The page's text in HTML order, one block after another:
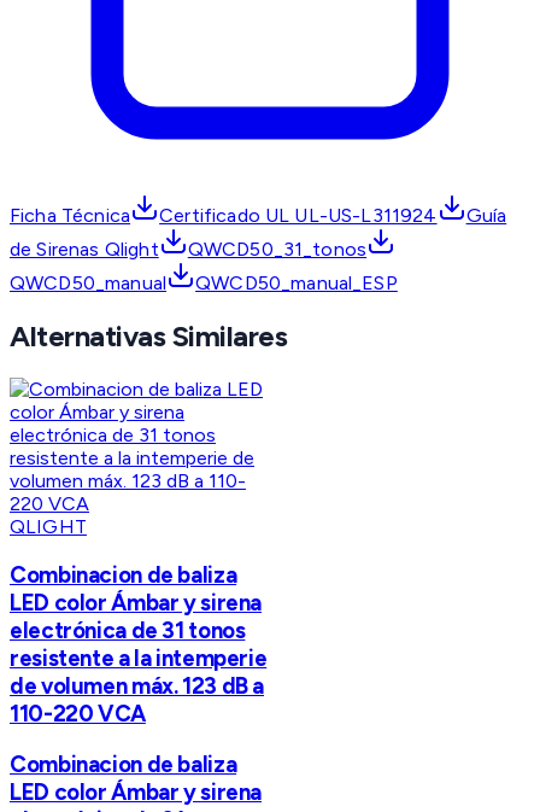
Ficha Técnica Certificado UL UL-US-L311924
Guía
de Sirenas Qlight
QWCD50_31_tonos
QWCD50_manual
QWCD50_manual_ESP
Alternativas Similares
QLIGHT
Combinacion de baliza
LED color Ámbar y sirena
electrónica de 31 tonos
resistente a la intemperie
de volumen máx. 123 dB a
110-220 VCA
Combinacion de baliza
LED color Ámbar y sirena